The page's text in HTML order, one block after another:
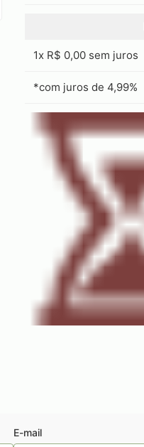
1x R$ 0,00 sem juros
*com juros de 4,99%
E-mail